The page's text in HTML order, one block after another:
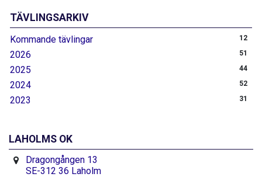
TÄVLINGSARKIV
Kommande tävlingar 12
2026 51
2025 44
2024 52
2023 31
LAHOLMS OK
Dragongången 13
SE-312 36 Laholm